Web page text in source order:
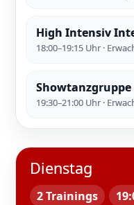
High Intensiv
18:00–19:15 Uhr ·
Showtanzgruppe
19:30–21:00 Uhr ·
Dienstag
2 Trainings